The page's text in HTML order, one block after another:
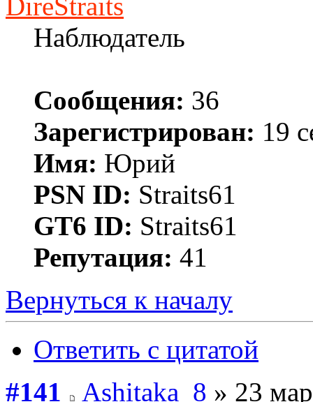
Наблюдатель
Сообщения: 36
Зарегистрирован: 19
Имя: Юрий
PSN ID: Straits61
GT6 ID: Straits61
Репутация: 41
Вернуться к началу
Ответить с цитатой
#141
Ashitaka_8 » 23